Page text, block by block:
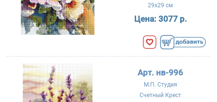
29x29 см
Цена: 3077 р.
Арт. нв-996
М.П. Студия
Счетный Крест